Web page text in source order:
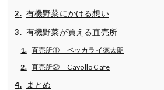
有機野菜にかける想い
有機野菜が買える直売所
直売所① ベッカライ徳太朗
直売所② Cavollo Cafe
まとめ